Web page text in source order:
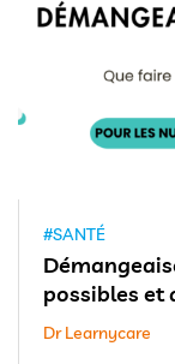
#SANTÉ
possibles et
Dr Learnycare